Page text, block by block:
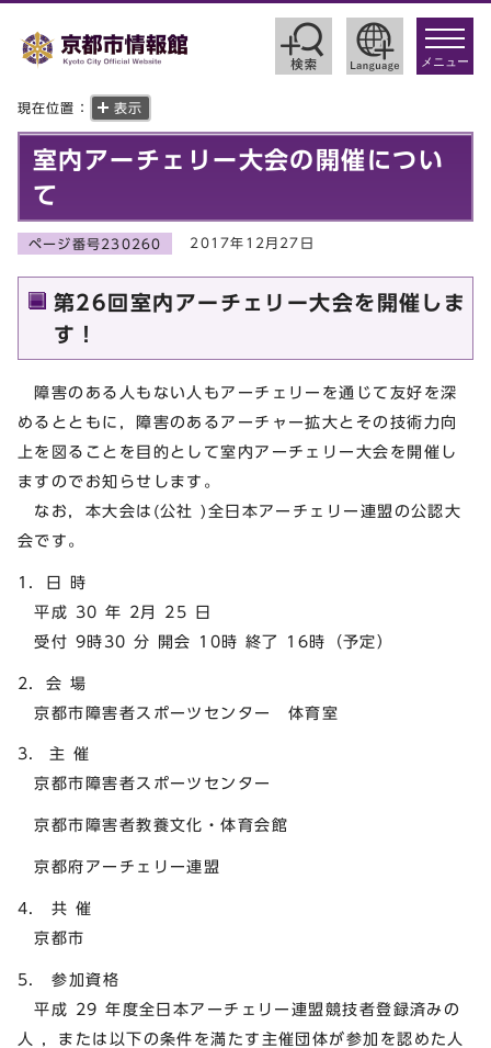
toggle
メニュー
現在位置： 表示
室内アーチェリー大会の開催につい
て
ページ番号230260 2017年12月27日
第26回室内アーチェリー大会を開催しま
す！
障害のある人もない人もアーチェリーを通じて友好を深
めるとともに，障害のあるアーチャー拡大とその技術力向
上を図ることを目的として室内アーチェリー大会を開催し
ますのでお知らせします。
なお，本大会は(公社 )全日本アーチェリー連盟の公認大
会です。
1．日 時
平成 30 年 2月 25 日
受付 9時30 分 開会 10時 終了 16時（予定）
2．会 場
京都市障害者スポーツセンター 体育室
3. 主 催
京都市障害者スポーツセンター
京都市障害者教養文化・体育会館
京都府アーチェリー連盟
4. 共 催
京都市
5. 参加資格
平成 29 年度全日本アーチェリー連盟競技者登録済みの
人 ，または以下の条件を満たす主催団体が参加を認めた人